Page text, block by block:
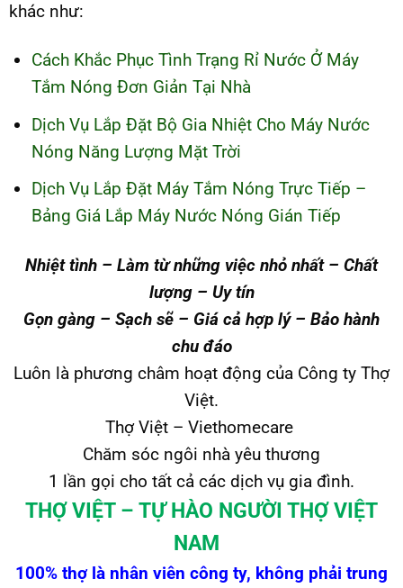
khác như:
Cách Khắc Phục Tình Trạng Rỉ Nước Ở Máy
Tắm Nóng Đơn Giản Tại Nhà
Dịch Vụ Lắp Đặt Bộ Gia Nhiệt Cho Máy Nước
Nóng Năng Lượng Mặt Trời
Dịch Vụ Lắp Đặt Máy Tắm Nóng Trực Tiếp –
Bảng Giá Lắp Máy Nước Nóng Gián Tiếp
Nhiệt tình – Làm từ những việc nhỏ nhất – Chất
lượng – Uy tín
Gọn gàng – Sạch sẽ – Giá cả hợp lý – Bảo hành
chu đáo
Luôn là phương châm hoạt động của Công ty Thợ
Việt.
Thợ Việt – Viethomecare
Chăm sóc ngôi nhà yêu thương
1 lần gọi cho tất cả các dịch vụ gia đình.
THỢ VIỆT – TỰ HÀO NGƯỜI THỢ VIỆT
NAM
100% thợ là nhân viên công ty, không phải trung